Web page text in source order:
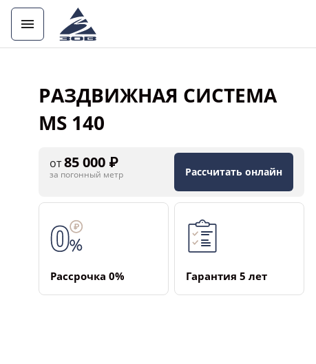
РАЗДВИЖНАЯ СИСТЕМА
MS 140
от85 000 ₽
за погонный метр Рассчитать онлайн
Рассрочка ­0% Гарантия ­5 лет